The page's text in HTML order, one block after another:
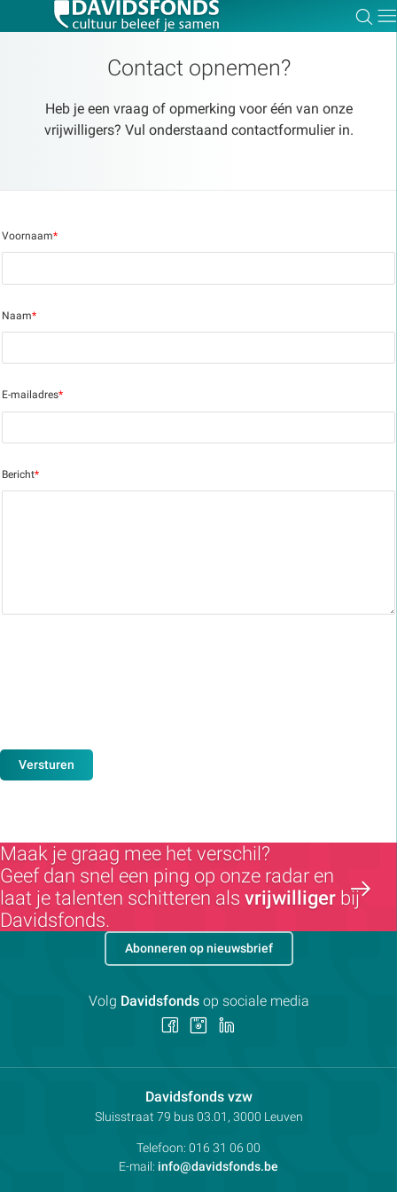
Contact opnemen?
Heb je een vraag of opmerking voor één van onze
vrijwilligers? Vul onderstaand contactformulier in.
Voornaam*
Naam*
E-mailadres*
Bericht*
Versturen
Maak je graag mee het verschil?
Geef dan snel een ping op onze radar en
laat je talenten schitteren als vrijwilliger bij
Davidsfonds.
Davidsfonds vzwContactpersoon:
Adres:
Sluisstraat 79 bus 03.01, 3000 Leuven
Telefoon: 016 31 06 00
E-mail: info@davidsfonds.be
Abonneren op nieuwsbrief
Volg Davidsfondsop sociale media
Volg Volg
Zoeken